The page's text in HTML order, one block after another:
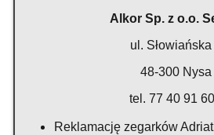
Alkor Sp. z o.o.
ul. Słowiańska
48-300 Nysa
tel. 77 40 91
Reklamację zegarków